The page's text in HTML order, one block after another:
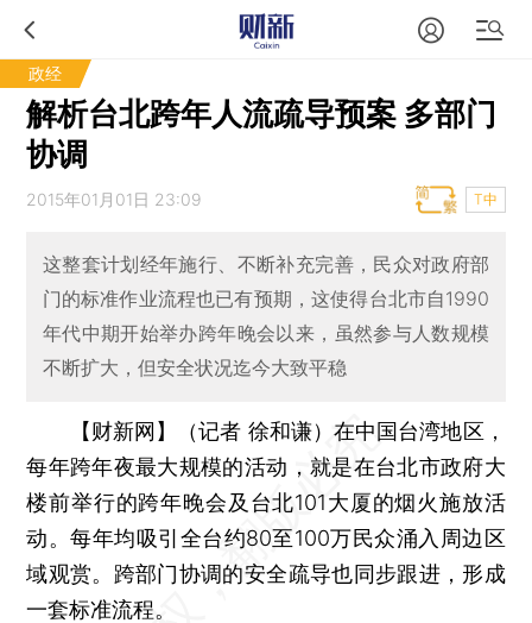
政经
解析台北跨年人流疏导预案 多部门
协调
2015年01月01日 23:09 T中
这整套计划经年施行、不断补充完善，民众对政府部
门的标准作业流程也已有预期，这使得台北市自1990
年代中期开始举办跨年晚会以来，虽然参与人数规模
不断扩大，但安全状况迄今大致平稳
【财新网】（记者 徐和谦） 在中国台湾地区，
每年跨年夜最大规模的活动，就是在台北市政府大
楼前举行的跨年晚会及台北101大厦的烟火施放活
动。每年均吸引全台约80至100万民众涌入周边区
域观赏。跨部门协调的安全疏导也同步跟进，形成
一套标准流程。